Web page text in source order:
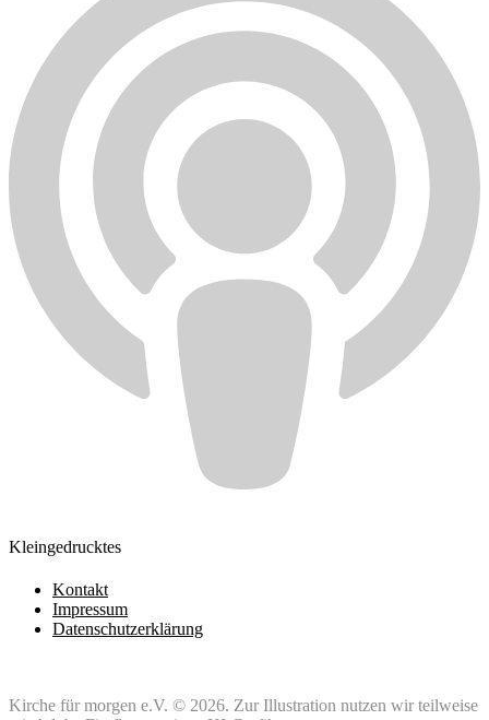
Kleingedrucktes
Kontakt
Impressum
Datenschutzerklärung
Kirche für morgen e.V. © 2026. Zur Illustration nutzen wir teilweise